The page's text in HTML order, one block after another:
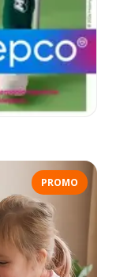
PROMO